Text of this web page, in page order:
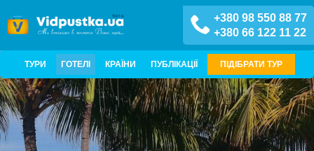
+380 98 550 88 77
+380 66 122 11 22
ТУРИ ГОТЕЛІ КРАЇНИ ПУБЛІКАЦІЇ ПІДІБРАТИ ТУР